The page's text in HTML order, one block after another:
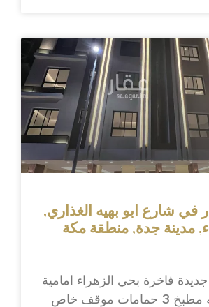
في شارع ابو بهيه الغذاري,
مدينة جدة, منطقة مكة
فاخرة بحي الزهراء امامية
٤ غرف صاله مطبخ 3 حمامات موقف خاص